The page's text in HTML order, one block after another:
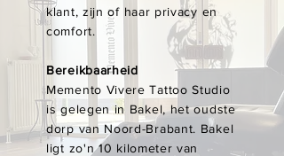
klant, zijn of haar privacy en
comfort.
Bereikbaarheid
Memento Vivere Tattoo Studio
is gelegen in Bakel, het oudste
dorp van Noord-Brabant. Bakel
ligt zo'n 10 kilometer van